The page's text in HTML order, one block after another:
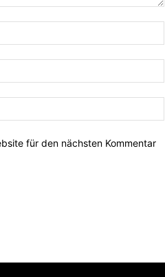
für den nächsten Kommentar